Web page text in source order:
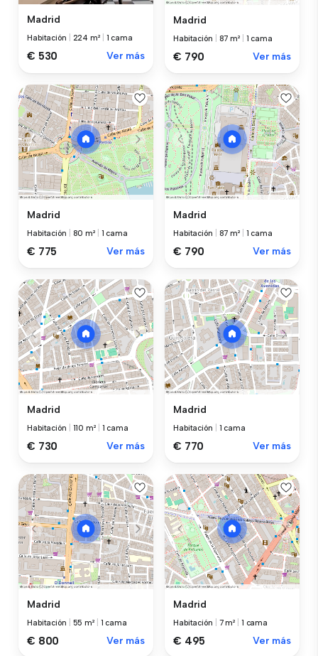
Madrid
Habitación 224 m² 1 cama
€ 530 Ver más
Madrid
Habitación 87 m² 1 cama
€ 790 Ver más
Madrid
Habitación 80 m² 1 cama
€ 775 Ver más
Madrid
Habitación 87 m² 1 cama
€ 790 Ver más
Madrid
Habitación 110 m² 1 cama
€ 730 Ver más
Madrid
Habitación 1 cama
€ 770 Ver más
Madrid
Habitación 55 m² 1 cama
€ 800 Ver más
Madrid
Habitación 7 m² 1 cama
€ 495 Ver más